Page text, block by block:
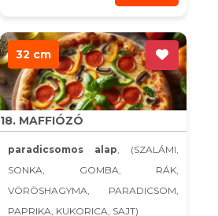
32 cm
18. MAFFIÓZÓ
paradicsomos alap, (SZALÁMI,
SONKA, GOMBA, RÁK,
VÖRÖSHAGYMA, PARADICSOM,
PAPRIKA, KUKORICA, SAJT)